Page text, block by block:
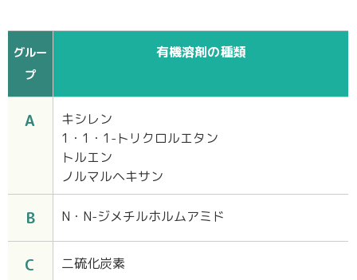
グルー
プ
有機溶剤の種類
A
キシレン
1・1・1-トリクロルエタン
トルエン
ノルマルヘキサン
B N・N-ジメチルホルムアミド
C 二硫化炭素